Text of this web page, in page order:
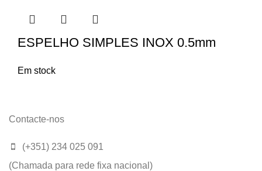
ESPELHO SIMPLES INOX 0.5mm
Em stock
Contacte-nos
(+351) 234 025 091
(Chamada para rede fixa nacional)